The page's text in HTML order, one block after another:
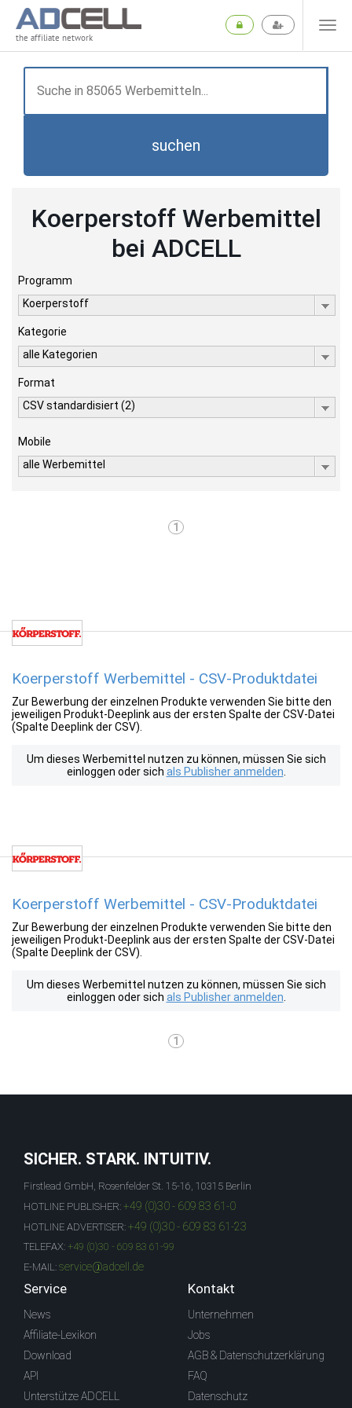
the affiliate network
suchen
Koerperstoff Werbemittel
bei ADCELL
Programm
Koerperstoff
Kategorie
alle Kategorien
Format
CSV standardisiert (2)
Mobile
alle Werbemittel
1
Koerperstoff Werbemittel - CSV-Produktdatei
Zur Bewerbung der einzelnen Produkte verwenden Sie bitte den
jeweiligen Produkt-Deeplink aus der ersten Spalte der CSV-Datei
(Spalte Deeplink der CSV).
Um dieses Werbemittel nutzen zu können, müssen Sie sich
einloggen oder sich als Publisher anmelden
Koerperstoff Werbemittel - CSV-Produktdatei
Zur Bewerbung der einzelnen Produkte verwenden Sie bitte den
jeweiligen Produkt-Deeplink aus der ersten Spalte der CSV-Datei
(Spalte Deeplink der CSV).
Um dieses Werbemittel nutzen zu können, müssen Sie sich
einloggen oder sich als Publisher anmelden
1
SICHER. STARK. INTUITIV.
Firstlead GmbH, Rosenfelder St. 15-16, 10315 Berlin
HOTLINE PUBLISHER: +49 (0)30 - 609 83 61-0
HOTLINE ADVERTISER: +49 (0)30 - 609 83 61-23
TELEFAX: +49 (0)30 - 609 83 61-99
E-MAIL: service@adcell.de
Service
News
Affiliate-Lexikon
Download
API
Unterstütze ADCELL
Kontakt
Unternehmen
Jobs
AGB & Datenschutzerklärung
FAQ
Datenschutz